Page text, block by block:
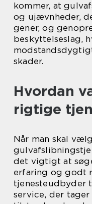
kommer, at
og ujævnheder,
gener, og
beskyttelseslag,
skader.
Hvordan
rigtige
Når man skal
det vigtigt at
erfaring og godt
tjenesteudbyder
service, der